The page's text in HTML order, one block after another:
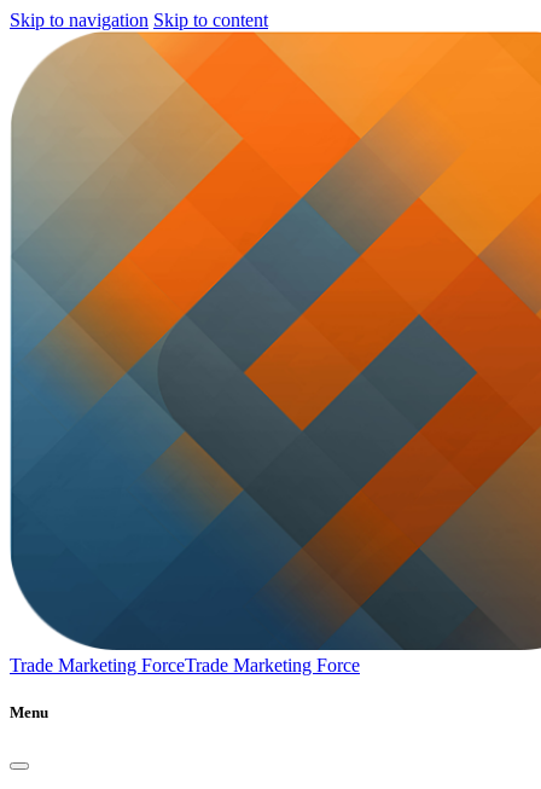
Skip to navigation Skip to content
Trade Marketing ForceTrade Marketing Force
Menu